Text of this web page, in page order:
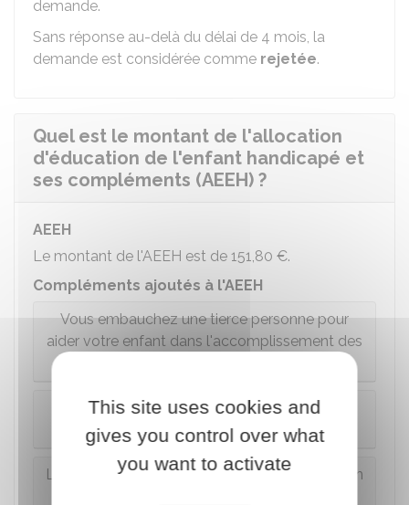
demande.
Sans réponse au-delà du délai de 4 mois, la
demande est considérée comme rejetée.
Quel est le montant de l'allocation
d'éducation de l'enfant handicapé et
ses compléments (AEEH) ?
AEEH
Le montant de l'AEEH est de 151,80 €.
Compléments ajoutés à l'AEEH
Vous embauchez une tierce personne pour
aider votre enfant dans l'accomplissement des
Le handicap de votre enfant vous oblige à
réduire ou cesser de travailler
Le handicap de votre enfant entraîne un certain
This site uses cookies and
gives you control over what
you want to activate